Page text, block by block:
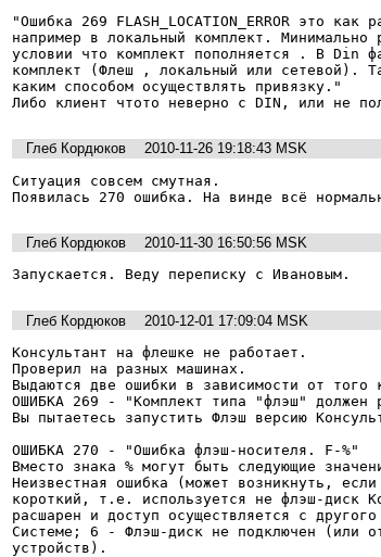
"Ошибка 269 FLASH_LOCATION_ERROR это
например в локальный комплект.
условии что комплект пополняется . В Din
комплект (Флеш , локальный или сетевой).
каким способом осуществлять привязку."
Либо клиент чтото неверно с DIN, или не
Глеб Кордюков
2010-11-26 19:18:43 MSK
Ситуация совсем смутная.
Появилась 270 ошибка. На винде всё
Глеб Кордюков
2010-11-30 16:50:56 MSK
Запускается. Веду переписку с Ивановым.
Глеб Кордюков
2010-12-01 17:09:04 MSK
Консультант на флешке не работает.
Проверил на разных машинах.
Выдаются две ошибки в зависимости от того
ОШИБКА 269 - "Комплект типа "флэш" должен
Вы пытаетесь запустить Флэш версию
ОШИБКА 270 - "Ошибка флэш-носителя. F-%"
Вместо знака % могут быть следующие
Неизвестная ошибка (может возникнуть,
короткий, т.е. используется не флэш-диск
расшарен и доступ осуществляется с
Системе; 6 - Флэш-диск не подключен (или
устройств).